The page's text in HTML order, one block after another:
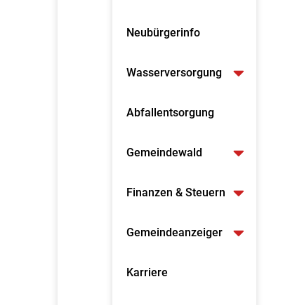
Neubürgerinfo
Wasserversorgung
Abfallentsorgung
Gemeindewald
Finanzen & Steuern
Gemeindeanzeiger
Karriere